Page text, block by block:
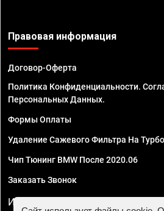
Правовая информация
Договор-Оферта
Политика Конфиденциальности.
Персональных Данных.
Формы Оплаты
Удаление Сажевого Фильтра На
Чип Тюнинг BMW После 2020.06
Заказать Звонок
ИП Смирнов Георгий Павлович.